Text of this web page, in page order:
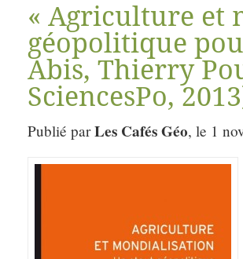
« Agriculture et
géopolitique
Abis, Thierry
SciencesPo,
Publié parLes Cafés Géo, le 1